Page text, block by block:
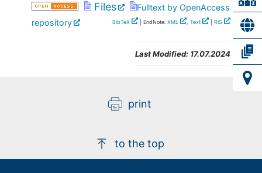
Files
Fulltext by OpenAccess
repository
BibTeX | EndNote: XML , Text RIS
Last Modified: 17.07.2024
print
to the top